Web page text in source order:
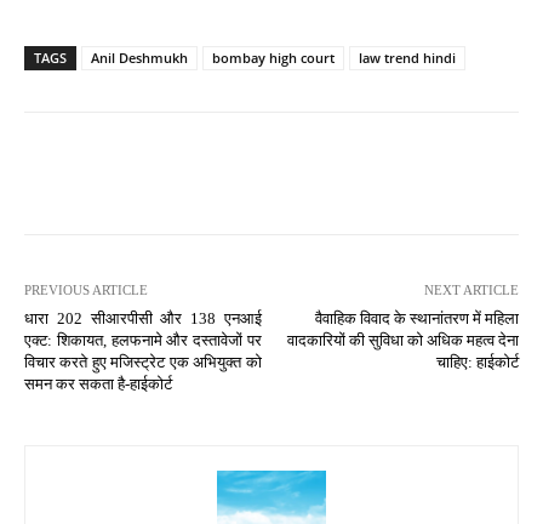
TAGS Anil Deshmukh bombay high court law trend hindi
PREVIOUS ARTICLE
धारा 202 सीआरपीसी और 138 एनआई
एक्ट: शिकायत, हलफनामे और दस्तावेजों पर
विचार करते हुए मजिस्ट्रेट एक अभियुक्त को
समन कर सकता है-हाईकोर्ट
NEXT ARTICLE
वैवाहिक विवाद के स्थानांतरण में महिला
वादकारियों की सुविधा को अधिक महत्व देना
चाहिए: हाईकोर्ट